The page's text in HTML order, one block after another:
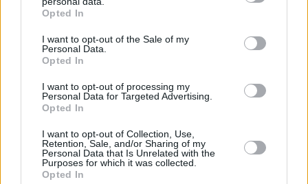
grant or deny consent to Google and its third-party tags to
use your data for below specified purposes in below Google
consent section.
Opted In
I want to opt-out of the Sale of my
Personal Data.
Opted In
I want to opt-out of processing my
Personal Data for Targeted Advertising.
Opted In
I want to opt-out of Collection, Use,
Retention, Sale, and/or Sharing of my
Personal Data that Is Unrelated with the
Purposes for which it was collected.
Opted In